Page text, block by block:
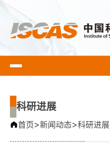
科研进展
首页>新闻动态>科研进展